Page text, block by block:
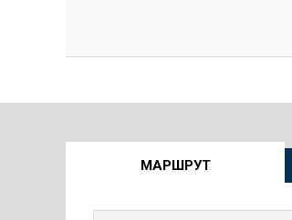
МАРШРУТ